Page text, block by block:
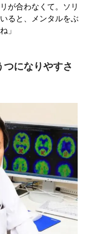
が合わなくて。ソリ
ると、メンタルをぶ
」
つになりやすさ